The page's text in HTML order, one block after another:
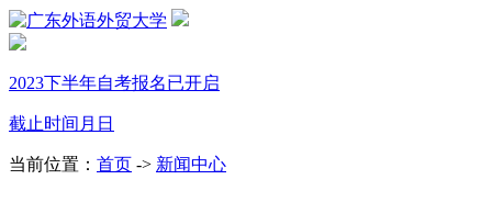
2023下半年自考报名已开启
截止时间 月 日
当前位置： 首页 -> 新闻中心